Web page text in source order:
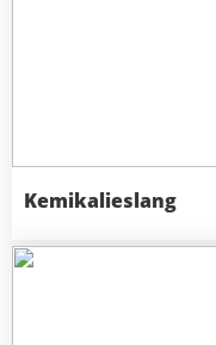
Kemikalieslang